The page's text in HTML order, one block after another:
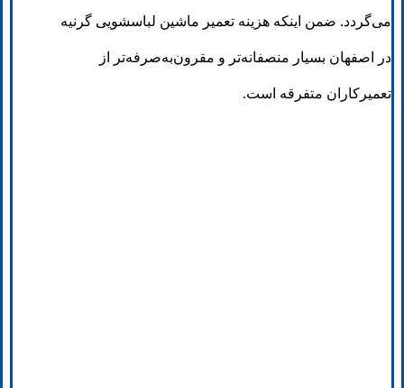
می‌گردد. ضمن اینکه هزینه تعمیر ماشین لباسشویی گرنیه
در اصفهان بسیار منصفانه‌تر و مقرون‌به‌صرفه‌تر از
تعمیرکاران متفرقه است.